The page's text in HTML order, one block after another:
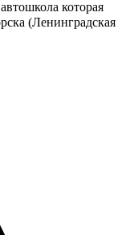
автошкола которая
(Ленинградская